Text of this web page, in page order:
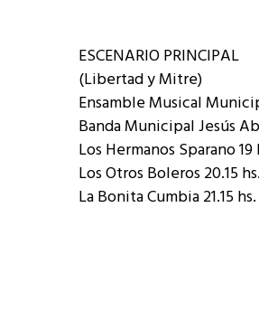
ESCENARIO PRINCIPAL
(Libertad y Mitre)
Ensamble Musical
Banda Municipal Jesús
Los Hermanos Sparano 19
Los Otros Boleros 20.15 hs.
La Bonita Cumbia 21.15 hs.